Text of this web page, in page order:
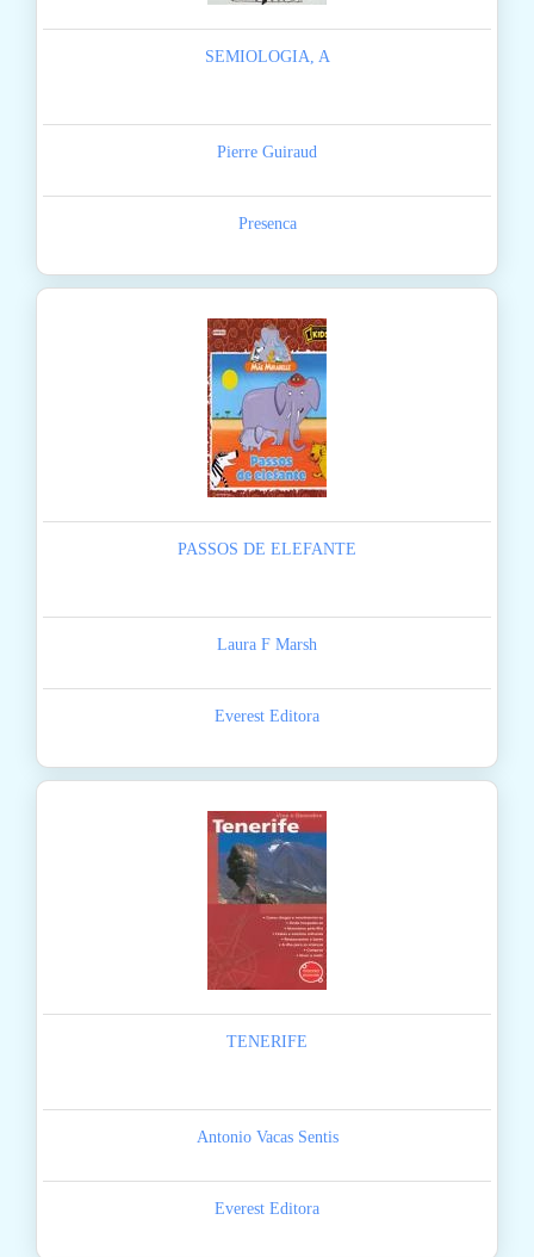
SEMIOLOGIA, A
Pierre Guiraud
Presenca
PASSOS DE ELEFANTE
Laura F Marsh
Everest Editora
TENERIFE
Antonio Vacas Sentis
Everest Editora